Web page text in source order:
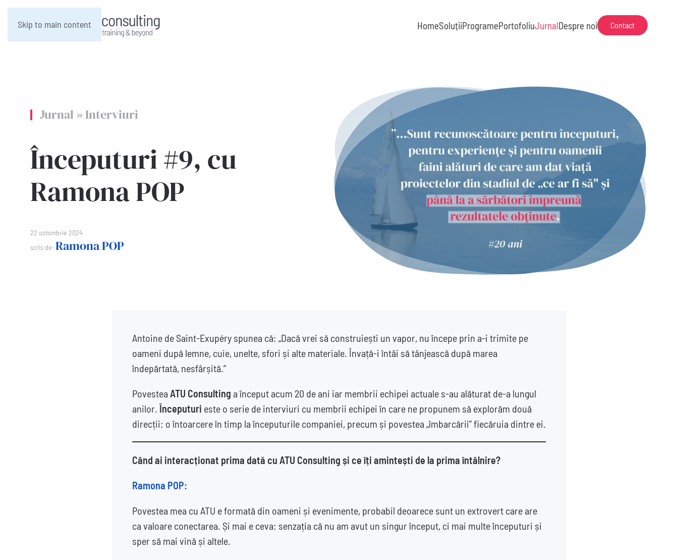
Skip to main content HomeSoluțiiProgramePortofoliuJurnalDespre noi Contact
Jurnal » Interviuri
Începuturi #9, cu
Ramona POP
22 octombrie 2024
scris de: Ramona POP
Antoine de Saint-Exupéry spunea că: „Dacă vrei să construiești un vapor, nu începe prin a-i trimite pe
oameni după lemne, cuie, unelte, sfori și alte materiale. Învață-i întâi să tânjească după marea
îndepărtată, nesfârșită.”
Povestea ATU Consulting a început acum 20 de ani iar membrii echipei actuale s-au alăturat de-a lungul
anilor.Începuturi este o serie de interviuri cu membrii echipei în care ne propunem să explorăm două
direcții: o întoarcere în timp la începuturile companiei, precum și povestea „îmbarcării” fiecăruia dintre ei.
Când ai interacționat prima dată cu ATU Consulting și ce îți amintești de la prima întâlnire?
Ramona POP:
Povestea mea cu ATU e formată din oameni și evenimente, probabil deoarece sunt un extrovert care are
ca valoare conectarea. Și mai e ceva: senzația că nu am avut un singur început, ci mai multe începuturi și
sper să mai vină și altele.